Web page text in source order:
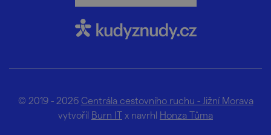
© 2019 - 2026 Centrála cestovního ruchu - Jižní Morava
vytvořil Burn IT x navrhl Honza Tůma